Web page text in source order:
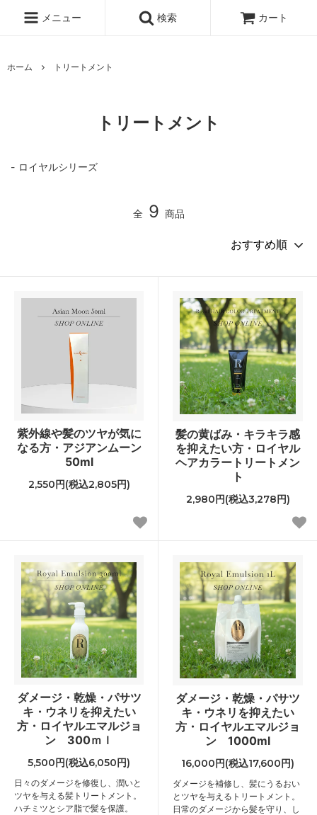
メニュー 検索 カート
ホーム トリートメント
トリートメント
ロイヤルシリーズ
全 9 商品
紫外線や髪のツヤが気に
なる方・アジアンムーン
50ml
2,550円(税込2,805円)
髪の黄ばみ・キラキラ感
を抑えたい方・ロイヤル
ヘアカラートリートメン
ト
2,980円(税込3,278円)
ダメージ・乾燥・パサツ
キ・ウネリを抑えたい
方・ロイヤルエマルジョ
ン 300ｍｌ
5,500円(税込6,050円)
日々のダメージを修復し、潤いと
ツヤを与える髪トリートメント。
ハチミツとシア脂で髪を保護。
ダメージ・乾燥・パサツ
キ・ウネリを抑えたい
方・ロイヤルエマルジョ
ン 1000ml
16,000円(税込17,600円)
ダメージを補修し、髪にうるおい
とツヤを与えるトリートメント。
日常のダメージから髪を守り、し